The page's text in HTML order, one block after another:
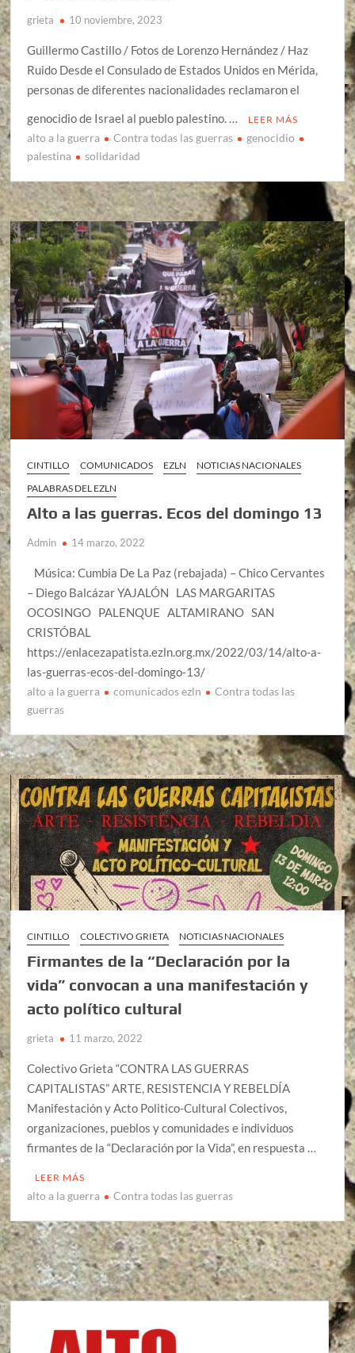
grieta 10 noviembre, 2023
Guillermo Castillo / Fotos de Lorenzo Hernández / Haz
Ruido Desde el Consulado de Estados Unidos en Mérida,
personas de diferentes nacionalidades reclamaron el
genocidio de Israel al pueblo palestino. …
LEER MÁS
alto a la guerra Contra todas las guerras
genocidio
palestina
solidaridad
CINTILLO COMUNICADOS EZLN
NOTICIAS NACIONALES
PALABRAS DEL EZLN
Alto a las guerras. Ecos del domingo 13
Admin 14 marzo, 2022
Música: Cumbia De La Paz (rebajada) – Chico Cervantes
– Diego Balcázar YAJALÓN LAS MARGARITAS
OCOSINGO PALENQUE ALTAMIRANO SAN
CRISTÓBAL
https://enlacezapatista.ezln.org.mx/2022/03/14/alto-a-
las-guerras-ecos-del-domingo-13/
alto a la guerra comunicados ezln
Contra todas las
guerras
CINTILLO COLECTIVO GRIETA NOTICIAS NACIONALES
Firmantes de la “Declaración por la
vida” convocan a una manifestación y
acto político cultural
grieta 11 marzo, 2022
Colectivo Grieta “CONTRA LAS GUERRAS
CAPITALISTAS” ARTE, RESISTENCIA Y REBELDÍA
Manifestación y Acto Politico-Cultural Colectivos,
organizaciones, pueblos y comunidades e individuos
firmantes de la “Declaración por la Vida”, en respuesta …
LEER MÁS
alto a la guerra Contra todas las guerras